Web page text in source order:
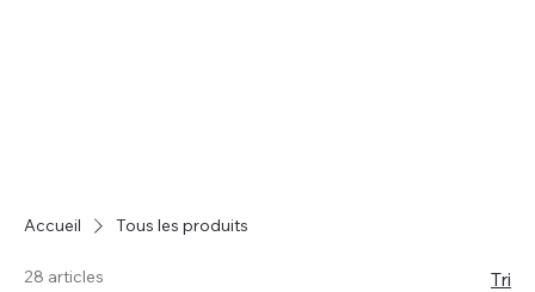
Accueil Tous les produits
28 articles Tri